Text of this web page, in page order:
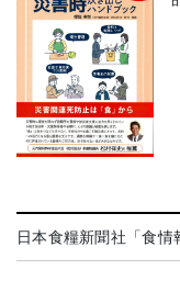
日本食糧新聞社「食情